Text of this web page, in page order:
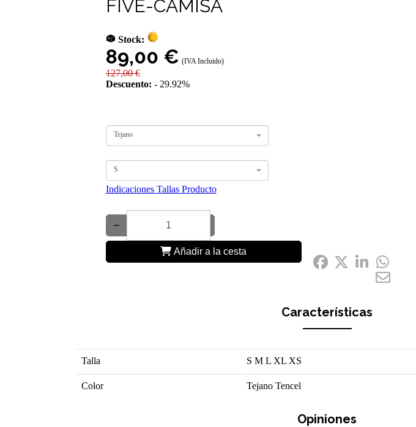
FIVE-CAMISA
Stock:
89,00 € (IVA Incluido)
127,00 €
Descuento: 29.92%
Tejano
S
Indicaciones Tallas Producto
−
Añadir a la cesta
Características
Talla S M L XL XS
Color Tejano Tencel
Opiniones